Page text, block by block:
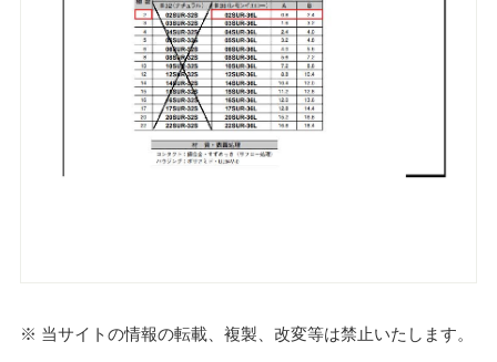
※ 当サイトの情報の転載、複製、改変等は禁止いたします。